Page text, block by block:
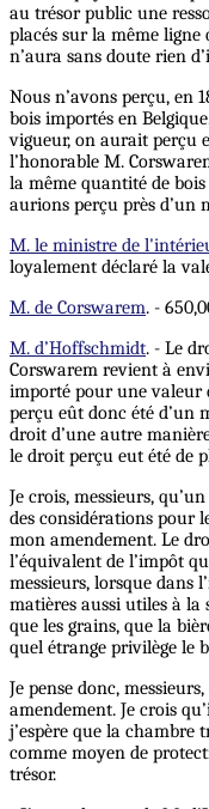
au trésor public une
placés sur la même ligne
n’aura sans doute rien
Nous n’avons perçu, en
bois importés en
vigueur, on aurait perçu
l’honorable M.
la même quantité de
aurions perçu près d’un
M. le ministre de
loyalement déclaré la
M. de Corswarem. -
M. d’Hoffschmidt. - Le
Corswarem revient à
importé pour une valeur
perçu eût donc été d’un
droit d’une autre
le droit perçu eut été de
Je crois, messieurs,
des considérations pour
mon amendement. Le
l’équivalent de l’impôt
messieurs, lorsque dans
matières aussi utiles à la
que les grains, que la
quel étrange privilège le
Je pense donc,
amendement. Je crois
j’espère que la chambre
comme moyen de
trésor.